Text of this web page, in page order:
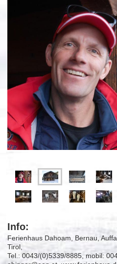
Info:
Ferienhaus Dahoam, Bernau,
Tirol,
Tel.: 0043/(0)5339/8885, mobil: